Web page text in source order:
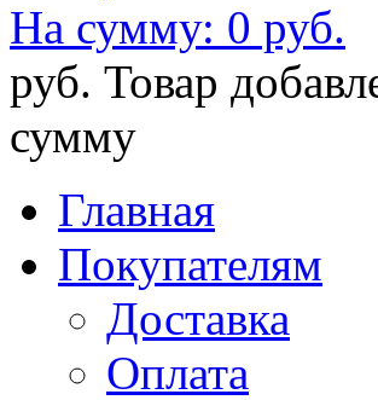
На сумму: 0 руб.
руб. Товар
сумму
Главная
Покупателям
Доставка
Оплата